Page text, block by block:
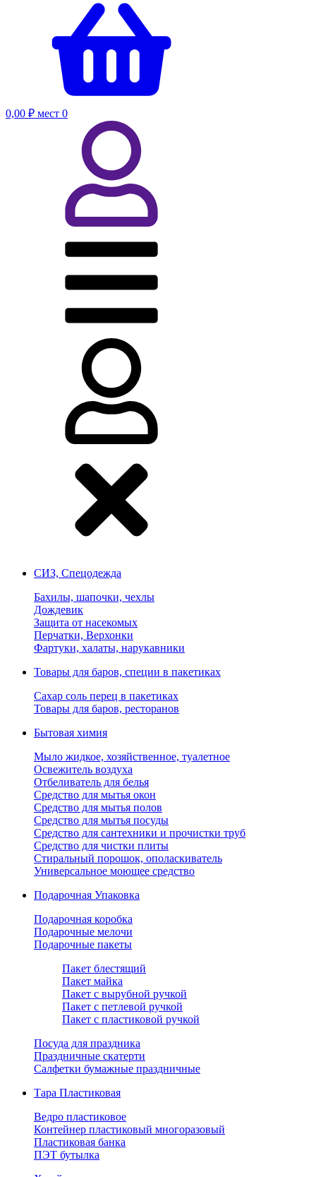
0,00 ₽ мест 0
СИЗ, Спецодежда
Бахилы, шапочки, чехлы
Дождевик
Защита от насекомых
Перчатки, Верхонки
Фартуки, халаты, нарукавники
Товары для баров, специи в пакетиках
Сахар соль перец в пакетиках
Товары для баров, ресторанов
Бытовая химия
Мыло жидкое, хозяйственное, туалетное
Освежитель воздуха
Отбеливатель для белья
Средство для мытья окон
Средство для мытья полов
Средство для мытья посуды
Средство для сантехники и прочистки труб
Средство для чистки плиты
Стиральный порошок, ополаскиватель
Универсальное моющее средство
Подарочная Упаковка
Подарочная коробка
Подарочные мелочи
Подарочные пакеты
Пакет блестящий
Пакет майка
Пакет с вырубной ручкой
Пакет с петлевой ручкой
Пакет с пластиковой ручкой
Посуда для праздника
Праздничные скатерти
Салфетки бумажные праздничные
Тара Пластиковая
Ведро пластиковое
Контейнер пластиковый многоразовый
Пластиковая банка
ПЭТ бутылка